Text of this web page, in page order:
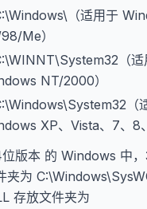
（适用于
Me）
（适
NT/2000）
（
XP、Vista、7、8
版本 的 Windows 中
夹为
存放文件夹为